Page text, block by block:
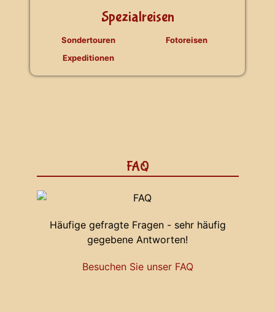
Spezialreisen
Sondertouren
Expeditionen
Fotoreisen
FAQ
Häufige gefragte Fragen - sehr häufig
gegebene Antworten!
Besuchen Sie unser FAQ